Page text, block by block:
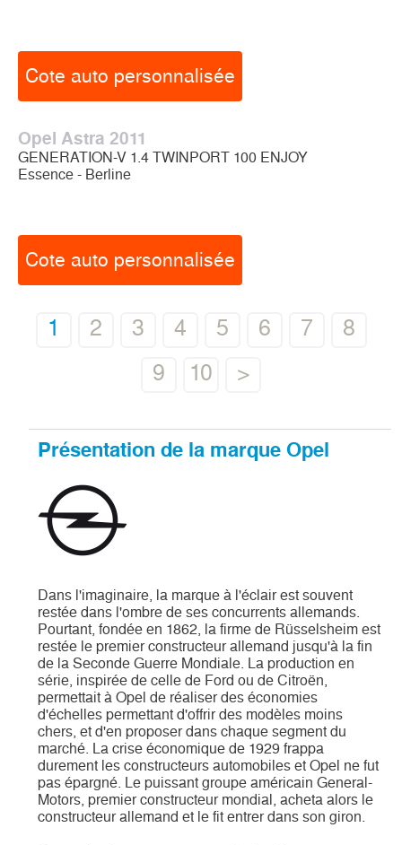
Cote auto personnalisée
Opel Astra 2011
GENERATION-V 1.4 TWINPORT 100 ENJOY
Essence - Berline
Cote auto personnalisée
1 2 3 4 5 6 7
8
9
10 >
Présentation de la marque Opel
Dans l'imaginaire, la marque à l'éclair est souvent
restée dans l'ombre de ses concurrents allemands.
Pourtant, fondée en 1862, la firme de Rüsselsheim est
restée le premier constructeur allemand jusqu'à la fin
de la Seconde Guerre Mondiale. La production en
série, inspirée de celle de Ford ou de Citroën,
permettait à Opel de réaliser des économies
d'échelles permettant d'offrir des modèles moins
chers, et d'en proposer dans chaque segment du
marché. La crise économique de 1929 frappa
durement les constructeurs automobiles et Opel ne fut
pas épargné. Le puissant groupe américain General-
Motors, premier constructeur mondial, acheta alors le
constructeur allemand et le fit entrer dans son giron.